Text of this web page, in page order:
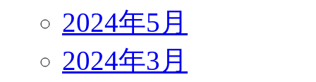
2024年5月
2024年3月